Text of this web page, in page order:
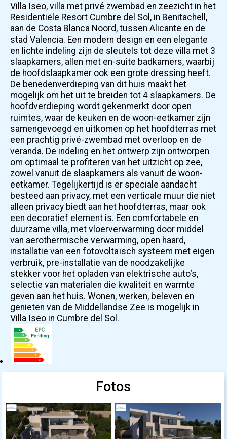
Villa Iseo, villa met privé zwembad en zeezicht in het
Residentiële Resort Cumbre del Sol, in Benitachell,
aan de Costa Blanca Noord, tussen Alicante en de
stad Valencia. Een modern design en een elegante
en lichte indeling zijn de sleutels tot deze villa met 3
slaapkamers, allen met en-suite badkamers, waarbij
de hoofdslaapkamer ook een grote dressing heeft.
De benedenverdieping van dit huis maakt het
mogelijk om het uit te breiden tot 4 slaapkamers. De
hoofdverdieping wordt gekenmerkt door open
ruimtes, waar de keuken en de woon-eetkamer zijn
samengevoegd en uitkomen op het hoofdterras met
een prachtig privé-zwembad met overloop en de
veranda. De indeling en het ontwerp zijn ontworpen
om optimaal te profiteren van het uitzicht op zee,
zowel vanuit de slaapkamers als vanuit de woon-
eetkamer. Tegelijkertijd is er speciale aandacht
besteed aan privacy, met een verticale muur die niet
alleen privacy biedt aan het hoofdterras, maar ook
een decoratief element is. Een comfortabele en
duurzame villa, met vloerverwarming door middel
van aerothermische verwarming, open haard,
installatie van een fotovoltaïsch systeem met eigen
verbruik, pre-installatie van de noodzakelijke
stekker voor het opladen van elektrische auto‘s,
selectie van materialen die kwaliteit en warmte
geven aan het huis. Wonen, werken, beleven en
genieten van de Middellandse Zee is mogelijk in
Villa Iseo in Cumbre del Sol.
Fotos